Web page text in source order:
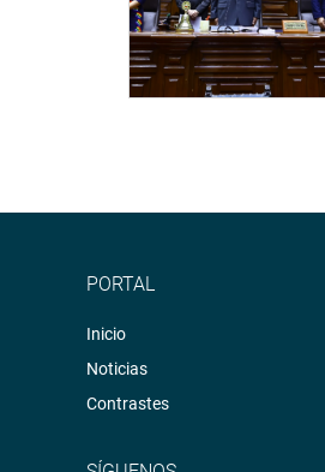
PORTAL
Inicio
Noticias
Contrastes